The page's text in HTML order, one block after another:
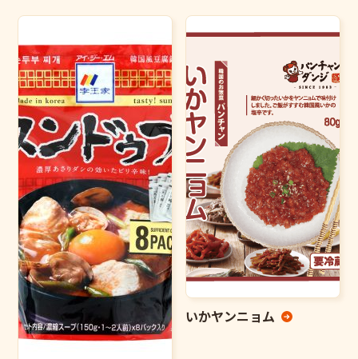
いかヤンニョム